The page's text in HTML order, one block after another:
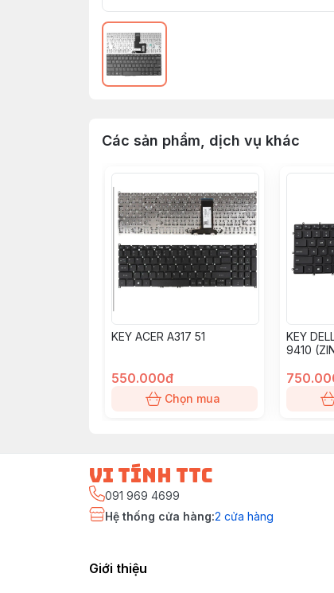
Các sản phẩm, dịch vụ khác
KEY ACER A317 51
550.000đ
Chọn mua
KEY
9410
vi tính ttc
091 969 4699
Hệ thống cửa hàng:2 cửa hàng
Giới thiệu